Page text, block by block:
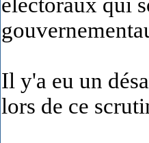
Il y'a eu un
lors de ce